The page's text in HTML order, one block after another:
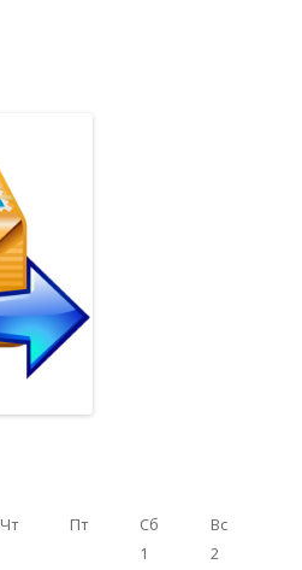
Чт Пт Сб
Вс
1
2